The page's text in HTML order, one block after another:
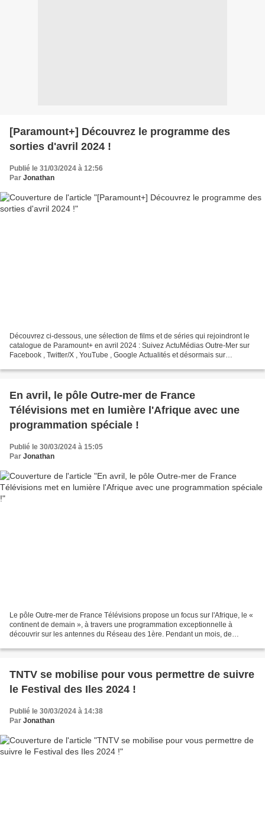
[Paramount+] Découvrez le programme des
sorties d'avril 2024 !
Publié le 31/03/2024 à 12:56
Par Jonathan
Découvrez ci-dessous, une sélection de films et de séries qui rejoindront le
catalogue de Paramount+ en avril 2024 : Suivez ActuMédias Outre-Mer sur
Facebook , Twitter/X , YouTube , Google Actualités et désormais sur
En avril, le pôle Outre-mer de France
Télévisions met en lumière l'Afrique avec une
programmation spéciale !
Publié le 30/03/2024 à 15:05
Par Jonathan
Le pôle Outre-mer de France Télévisions propose un focus sur l'Afrique, le «
continent de demain », à travers une programmation exceptionnelle à
découvrir sur les antennes du Réseau des 1ère. Pendant un mois, de
TNTV se mobilise pour vous permettre de suivre
le Festival des Iles 2024 !
Publié le 30/03/2024 à 14:38
Par Jonathan